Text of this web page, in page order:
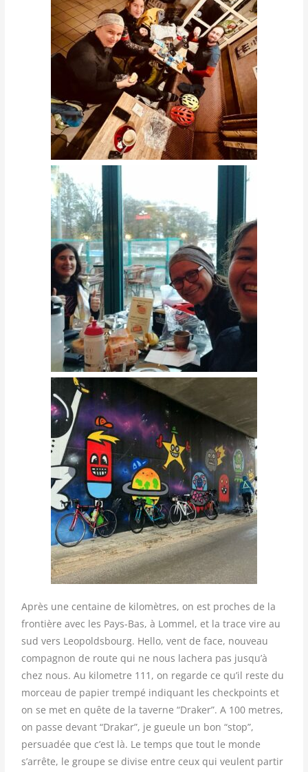
Après une centaine de kilomètres, on est proches de la
frontière avec les Pays-Bas, à Lommel, et la trace vire au
sud vers Leopoldsbourg. Hello, vent de face, nouveau
compagnon de route qui ne nous lachera pas jusqu’à
chez nous. Au kilometre 111, on regarde ce qu’il reste du
morceau de papier trempé indiquant les checkpoints et
on se met en quête de la taverne “Draker”. A 100 metres,
on passe devant “Drakar”, je gueule un bon “stop”,
persuadée que c’est là. Le temps que tout le monde
s’arrête, le groupe se divise entre ceux qui veulent partir